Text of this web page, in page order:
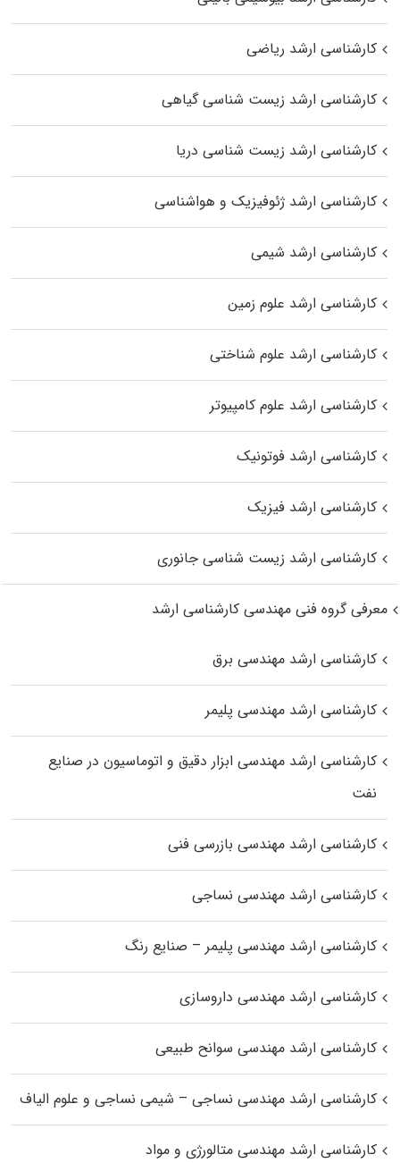
کارشناسی ارشد ریاضی
کارشناسی ارشد زیست‌ شناسی گیاهی
کارشناسی ارشد زیست‌ شناسی دریا
کارشناسی ارشد ژئوفیزیک و هواشناسی
کارشناسی ارشد شیمی
کارشناسی ارشد علوم زمین
کارشناسی ارشد علوم شناختی
کارشناسی ارشد علوم کامپیوتر
کارشناسی ارشد فوتونیک
کارشناسی ارشد فیزیک
کارشناسی ارشد زیست‌ شناسی جانوری
معرفی گروه فنی مهندسی کارشناسی ارشد
کارشناسی ارشد مهندسی برق
کارشناسی ارشد مهندسی پلیمر
کارشناسی ارشد مهندسی ابزار دقیق و اتوماسیون در صنایع
نفت
کارشناسی ارشد مهندسی بازرسی فنی
کارشناسی ارشد مهندسی نساجی
کارشناسی ارشد مهندسی پلیمر – صنایع رنگ
کارشناسی ارشد مهندسی داروسازی
کارشناسی ارشد مهندسی سوانح طبیعی
کارشناسی ارشد مهندسی نساجی – شیمی نساجی و علوم الیاف
کارشناسی ارشد مهندسی متالورژی و مواد